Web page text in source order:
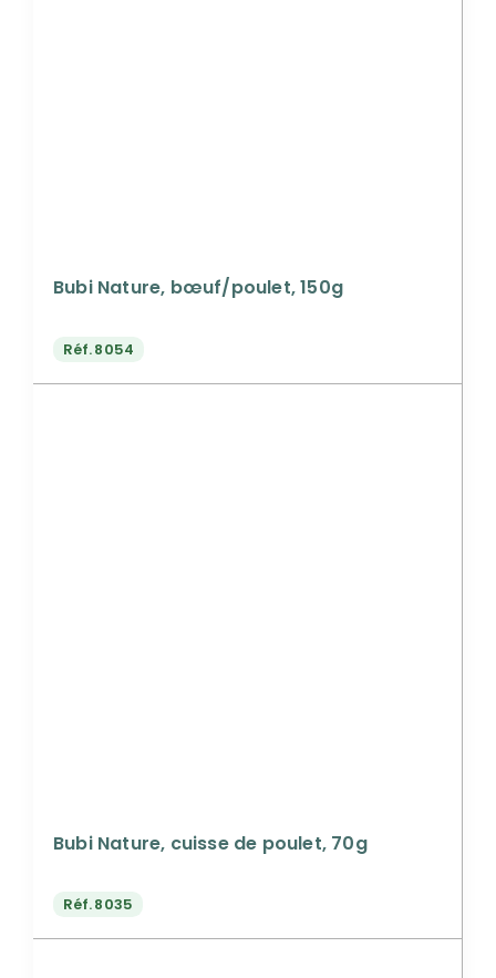
Bubi Nature, bœuf/poulet, 150g
Réf.8054
Bubi Nature, cuisse de poulet, 70g
Réf.8035